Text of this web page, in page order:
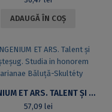
ADAUGĂ ÎN COȘ
INGENIUM ET ARS. TALENT ȘI MEȘTEȘUG. STUDIA IN HONOREM MARIANAE BĂLUȚĂ-SKULTÉTY
57,09 lei